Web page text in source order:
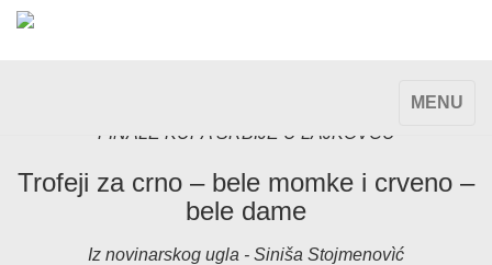
TOGGLE
MENU
FINALE KUPA SRBIJE U LAJKOVCU
Trofeji za crno – bele momke i crveno –
bele dame
Iz novinarskog ugla - Siniša Stojmenovìć